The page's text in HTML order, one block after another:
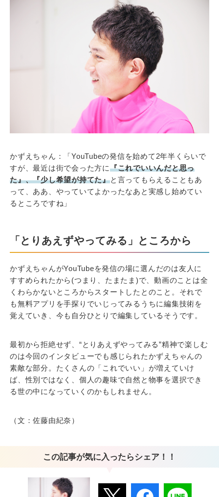
かずえちゃん：「YouTubeの発信を始めて2年半くらいで
すが、最近は街で会った方に『これでいいんだと思っ
た』、『少し希望が持てた』と言ってもらえることもあ
って、ああ、やっていてよかったなあと実感し始めてい
るところですね」
「とりあえずやってみる」ところから
かずえちゃんがYouTubeを発信の場に選んだのは友人に
すすめられたから(つまり、たまたま)で、動画のことは全
くわらかないところからスタートしたとのこと。それで
も無料アプリを手探りでいじってみるうちに編集技術を
覚えていき、今も自分ひとりで編集しているそうです。
最初から拒絶せず、“とりあえずやってみる”精神で楽しむ
のは今回のインタビューでも感じられたかずえちゃんの
素敵な部分。たくさんの「これでいい」が増えていけ
ば、性別ではなく、個人の趣味で自然と物事を選択でき
る世の中になっていくのかもしれません。
（文：佐藤由紀奈）
この記事が気に入ったらシェア！！